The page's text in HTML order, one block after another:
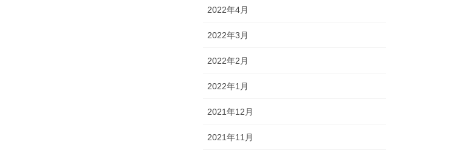
2022年4月
2022年3月
2022年2月
2022年1月
2021年12月
2021年11月